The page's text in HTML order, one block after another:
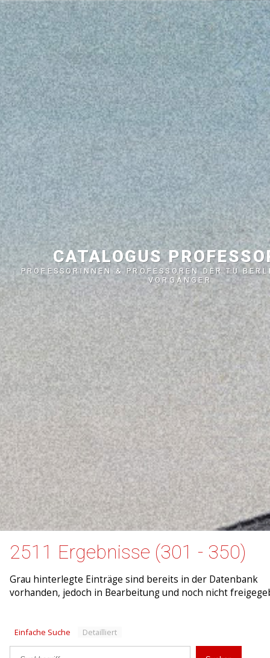
CATALOGUS
PROFESSORINNEN & PROFESSOREN DER TU
VORGÄNGER
2511 Ergebnisse (301 - 350)
Grau hinterlegte Einträge sind bereits in der Datenbank
vorhanden, jedoch in Bearbeitung und noch nicht
Einfache Suche Detailliert